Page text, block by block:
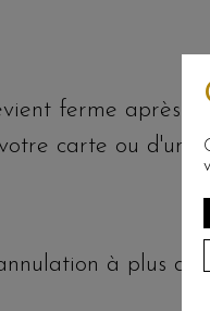
ferme après
carte ou d'un
à plus